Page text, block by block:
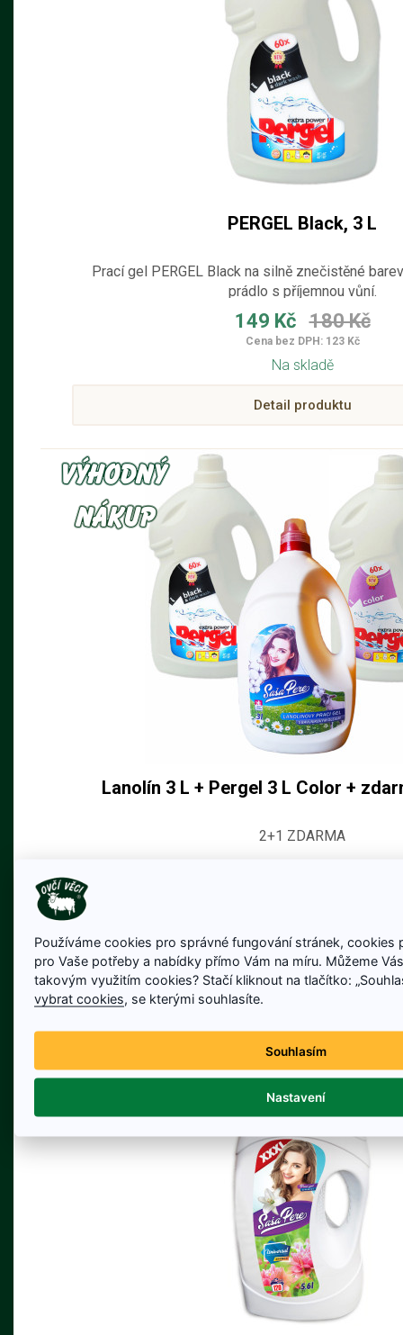
PERGEL Black, 3 L
Prací gel PERGEL Black na silně znečistěné
prádlo s příjemnou vůní.
149 Kč 180 Kč
Cena bez DPH: 123 Kč
Na skladě
Detail produktu
Lanolín 3 L + Pergel 3 L Color +
2+1 ZDARMA
Detail produktu
Používáme cookies pro správné fungování stránek, cookies
pro Vaše potřeby a nabídky přímo Vám na míru. Můžeme
takovým využitím cookies? Stačí kliknout na tlačítko:
vybrat cookies, se kterými souhlasíte.
Souhlasím
Nastavení